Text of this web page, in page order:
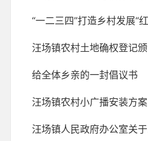
给全体乡亲的一封倡议书
汪场镇农村小广播安装方案